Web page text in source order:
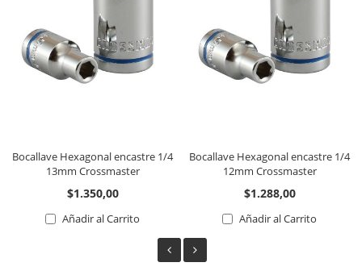
Bocallave Hexagonal encastre 1/4
13mm Crossmaster
$1.350,00
Añadir al Carrito
Bocallave Hexagonal encastre 1/4
12mm Crossmaster
$1.288,00
Añadir al Carrito